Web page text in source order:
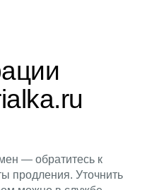
— обратитесь к
продления. Уточнить